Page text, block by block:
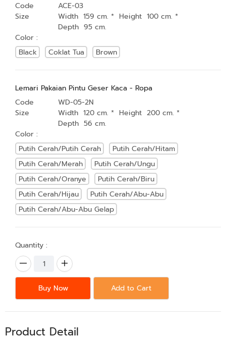
Code
ACE-03
Size
Width 159 cm. * Height 100 cm. *
Depth 95 cm.
Color :
Black
Coklat Tua Brown
Lemari Pakaian Pintu Geser Kaca - Ropa
Code
WD-05-2N
Size
Width 120 cm. * Height 200 cm. *
Depth 56 cm.
Color :
Putih Cerah/Putih Cerah
Putih Cerah/Hitam
Putih Cerah/Merah
Putih Cerah/Ungu
Putih Cerah/Oranye
Putih Cerah/Biru
Putih Cerah/Hijau
Putih Cerah/Abu-Abu
Putih Cerah/Abu-Abu Gelap
Quantity :
Buy Now Add to Cart
Product Detail